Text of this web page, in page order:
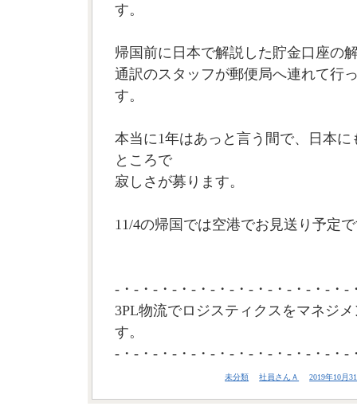
す。
帰国前に日本で解説した貯金口座の
通訳のスタッフが郵便局へ連れて行
す。
本当に1年はあっと言う間で、日本
ところで
寂しさが募ります。
11/4の帰国では空港でお見送り予定
-・-・-・-・-・-・-・-・-・-・-・-・-
3PL物流でロジスティクスをマネジ
す。
-・-・-・-・-・-・-・-・-・-・-・-・-
未分類 社員さんＡ 2019年10月